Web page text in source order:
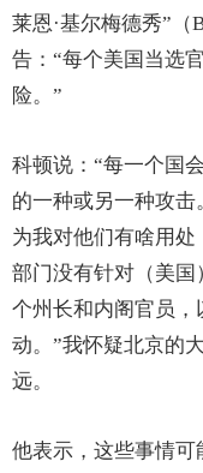
莱恩·基尔梅德秀”（
告：“每个美国当选
险。”
科顿说：“每一个国
的一种或另一种攻
为我对他们有啥用
部门没有针对（美
个州长和内阁官员
动。”我怀疑北京的
远。
他表示，这些事情可